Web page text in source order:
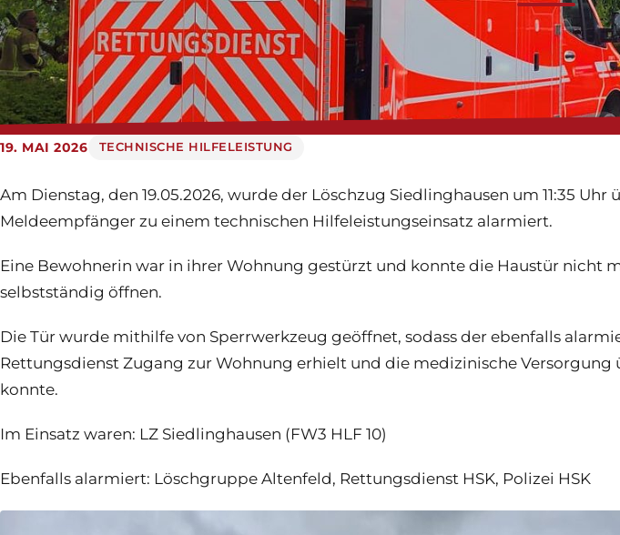
19. MAI 2026 TECHNISCHE HILFELEISTUNG
Am Dienstag, den 19.05.2026, wurde der Löschzug Siedlinghausen um 11:35 Uhr
Meldeempfänger zu einem technischen Hilfeleistungseinsatz alarmiert.
Eine Bewohnerin war in ihrer Wohnung gestürzt und konnte die Haustür nicht
selbstständig öffnen.
Die Tür wurde mithilfe von Sperrwerkzeug geöffnet, sodass der ebenfalls
Rettungsdienst Zugang zur Wohnung erhielt und die medizinische Versorgung
konnte.
Im Einsatz waren: LZ Siedlinghausen (FW3 HLF 10)
Ebenfalls alarmiert: Löschgruppe Altenfeld, Rettungsdienst HSK, Polizei HSK